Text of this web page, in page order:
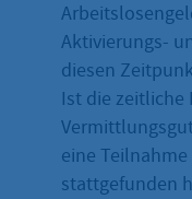
Aktivierungs-
diesen
Ist die zeitliche
eine
stattgefunden